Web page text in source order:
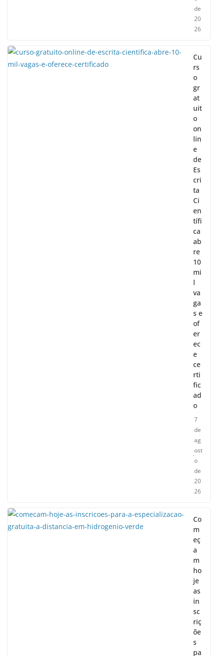
de
20
26
Cu
rs
o
gr
at
uit
o
on
lin
e
de
Es
cri
ta
Ci
en
tífi
ca
ab
re
10
mi
l
va
ga
s e
of
er
ec
e
ce
rti
fic
ad
o
7
de
ag
ost
o
de
20
26
Co
m
eç
a
m
ho
je
as
in
sc
riç
õe
s
pa